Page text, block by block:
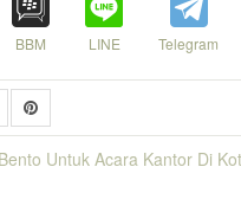
BBM LINE Telegram
Untuk Acara Kantor Di